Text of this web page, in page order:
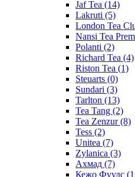
Jaf Tea (14)
Lakruti (5)
London Tea
Nansi Tea
Polanti (2)
Richard Tea (4)
Riston Tea (1)
Steuarts (0)
Sundari (3)
Tarlton (13)
Tea Tang (2)
Tea Zenzur(8)
Tess (2)
Unitea (7)
Zylanica (3)
Ахмад (7)
Кежо Фуудс